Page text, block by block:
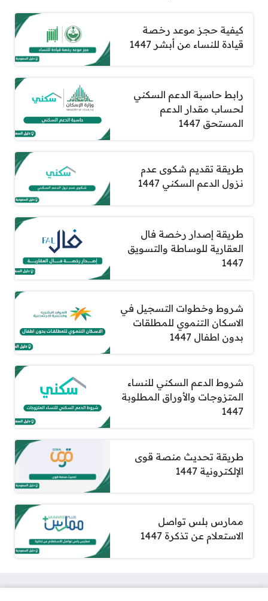
كيفية حجز موعد رخصة
قيادة للنساء من أبشر 1447
رابط حاسبة الدعم السكني
لحساب مقدار الدعم
المستحق 1447
طريقة تقديم شكوى عدم
نزول الدعم السكني 1447
طريقة إصدار رخصة فال
العقارية للوساطة والتسويق
1447
شروط وخطوات التسجيل في
الاسكان التنموي للمطلقات
بدون اطفال 1447
شروط الدعم السكني للنساء
المتزوجات والأوراق المطلوبة
1447
طريقة تحديث منصة قوى
الإلكترونية 1447
ممارس بلس تواصل
الاستعلام عن تذكرة 1447